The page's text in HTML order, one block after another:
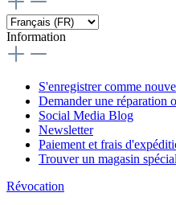
Information
S'enregistrer comme
Demander une réparation
Social Media Blog
Newsletter
Paiement et frais
Trouver un magasin
Révocation